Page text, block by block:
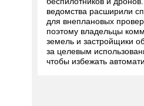
ведомства расширили
для внеплановых
поэтому владельцы
земель и застройщики
за целевым
чтобы избежать